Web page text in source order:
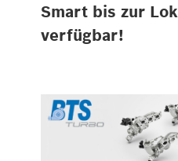
Smart bis zur
verfügbar!